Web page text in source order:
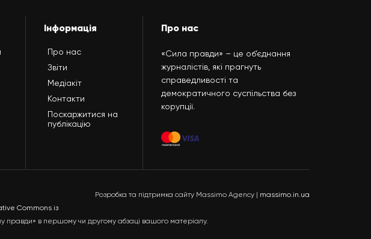
Інформація
Про нас
Звіти
Медіакіт
Контакти
Поскаржитися на
публікацію
Про нас
«Сила правди» – це об’єднання
журналістів, які прагнуть
справедливості та
демократичного суспільства без
корупції.
Розробка та підтримка сайту Massimo Agency | massimo.in.ua
Commons із
правди» в першому чи другому абзаці вашого матеріалу.